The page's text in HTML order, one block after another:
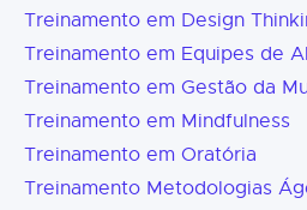
Treinamento em Design
Treinamento em Equipes de
Treinamento em Gestão da
Treinamento em Mindfulness
Treinamento em Oratória
Treinamento Metodologias